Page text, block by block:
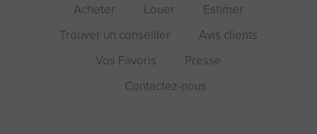
Acheter Louer
Estimer
Trouver un conseiller
Avis clients
Vos Favoris
Presse
Contactez-nous